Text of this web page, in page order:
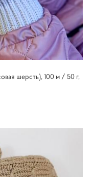
шерсть), 100 м / 50 г,